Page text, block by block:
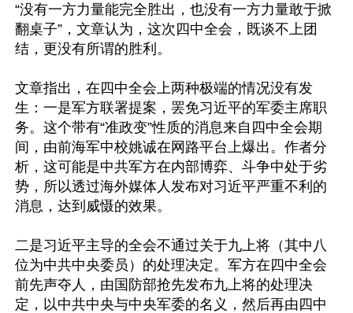
“没有一方力量能完全胜出，也没有一方力量敢于掀
翻桌子”，文章认为，这次四中全会，既谈不上团
结，更没有所谓的胜利。
文章指出，在四中全会上两种极端的情况没有发
生：一是军方联署提案，罢免习近平的军委主席职
务。这个带有“准政变”性质的消息来自四中全会期
间，由前海军中校姚诚在网路平台上爆出。作者分
析，这可能是中共军方在内部博弈、斗争中处于劣
势，所以透过海外媒体人发布对习近平严重不利的
消息，达到威慑的效果。
二是习近平主导的全会不通过关于九上将（其中八
位为中共中央委员）的处理决定。军方在四中全会
前先声夺人，由国防部抢先发布九上将的处理决
定，以中共中央与中央军委的名义，然后再由四中